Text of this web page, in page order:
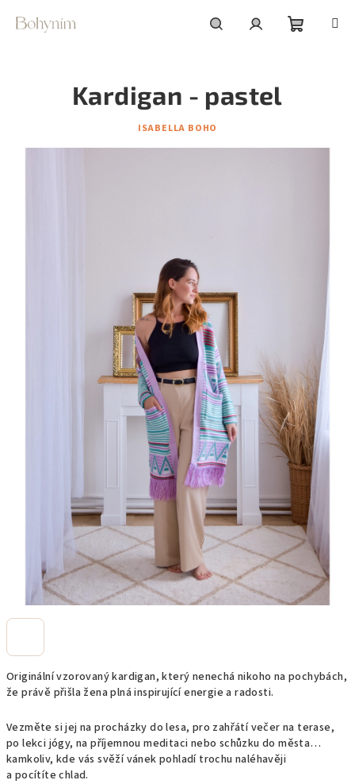
Originální vzorovaný kardigan, který nenechá nikoho na pochybách,
že právě přišla žena plná inspirující energie a radosti.
Vezměte si jej na procházky do lesa, pro zahřátí večer na terase,
po lekci jógy, na příjemnou meditaci nebo schůzku do města…
kamkoliv, kde vás svěží vánek pohladí trochu naléhavěji
a pocítíte chlad.
Kardigan - pastel
ISABELLA BOHO